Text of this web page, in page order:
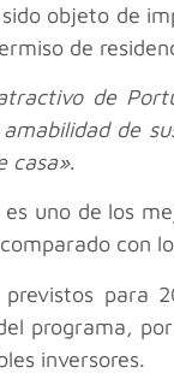
objeto de
de
de
de
casa».
uno de los
con
programa,
inversores.